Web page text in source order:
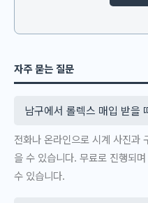
자주 묻는 질문
남구에서 롤렉스 매입 받을
전화나 온라인으로 시계 사진과
을 수 있습니다. 무료로 진행되
수 있습니다.